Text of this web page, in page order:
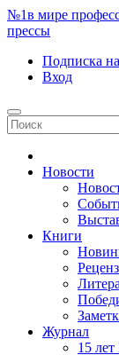
№1в мире
прессы
Подписка
Вход
Новости
Книги
Журнал
15